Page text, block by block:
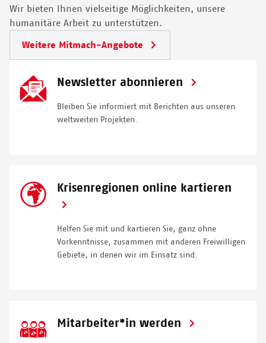
2017 legten Organisationen aus 17 europäischen Ländern
Einspruch gegen das Patent eines Pharmaunternehmens auf
ein hochwirksames Hepatitis-C-Medikament ein. Bei der
Anhörung im Europäischen Patentamt 2018 protestierten
Aktivist*innen für den Zugang zu bezahlbare Medikamente.
Wir bieten Ihnen vielseitige Möglichkeiten, unsere
humanitäre Arbeit zu unterstützen.
Weitere Mitmach-Angebote
SVG
Icon
Newsletter abonnieren
Bleiben Sie informiert mit Berichten aus unseren
weltweiten Projekten.
SVG
Icon
Krisenregionen online kartieren
Helfen Sie mit und kartieren Sie, ganz ohne
Vorkenntnisse, zusammen mit anderen Freiwilligen
Gebiete, in denen wir im Einsatz sind.
SVG
Icon
Mitarbeiter*in werden